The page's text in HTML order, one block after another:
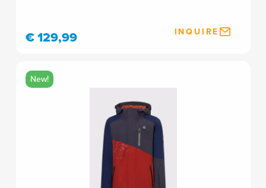
€ 129,99 INQUIRE
New!